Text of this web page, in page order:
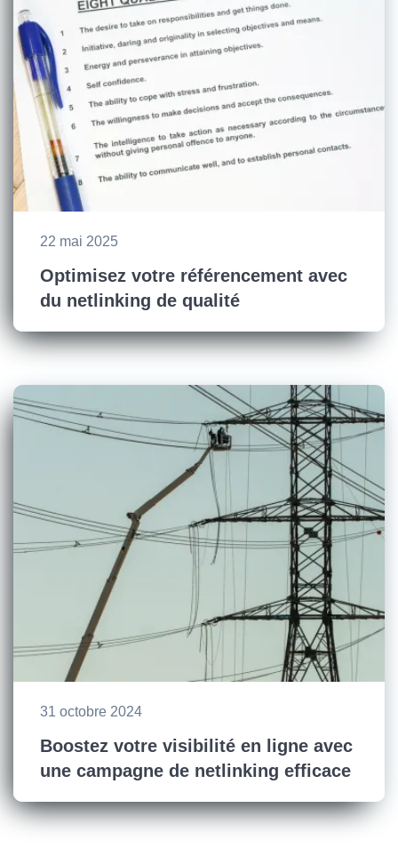
22 mai 2025
Optimisez votre référencement avec
du netlinking de qualité
31 octobre 2024
Boostez votre visibilité en ligne avec
une campagne de netlinking efficace